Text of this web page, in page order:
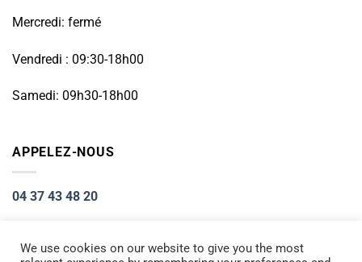
Mercredi: fermé
Vendredi : 09:30-18h00
Samedi: 09h30-18h00
APPELEZ-NOUS
04 37 43 48 20
We use cookies on our website to give you the most